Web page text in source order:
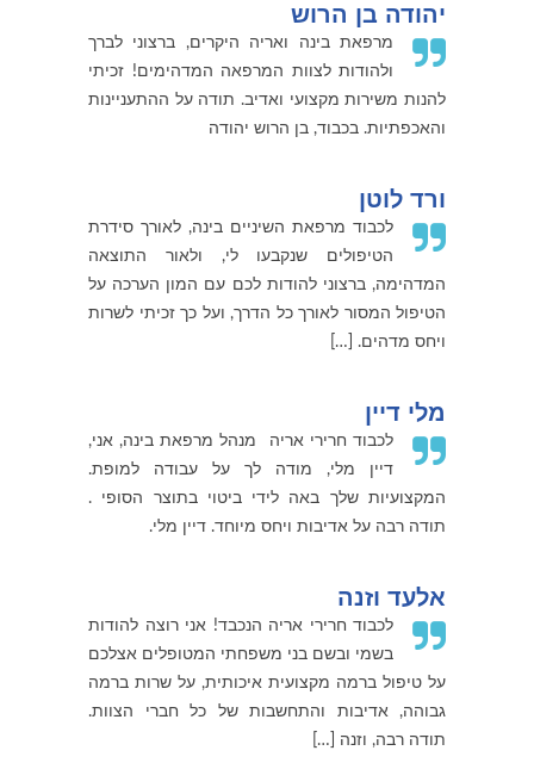
יהודה בן הרוש
מרפאת בינה ואריה היקרים, ברצוני לברך
ולהודות לצוות המרפאה המדהימים! זכיתי
להנות משירות מקצועי ואדיב. תודה על ההתעניינות
והאכפתיות. בכבוד, בן הרוש יהודה
ורד לוטן
לכבוד מרפאת השיניים בינה, לאורך סידרת
הטיפולים שנקבעו לי, ולאור התוצאה
המדהימה, ברצוני להודות לכם עם המון הערכה על
הטיפול המסור לאורך כל הדרך, ועל כך זכיתי לשרות
ויחס מדהים. […]
מלי דיין
לכבוד חרירי אריה מנהל מרפאת בינה, אני,
דיין מלי, מודה לך על עבודה למופת.
המקצועיות שלך באה לידי ביטוי בתוצר הסופי .
תודה רבה על אדיבות ויחס מיוחד. דיין מלי.
אלעד וזנה
לכבוד חרירי אריה הנכבד! אני רוצה להודות
בשמי ובשם בני משפחתי המטופלים אצלכם
על טיפול ברמה מקצועית איכותית, על שרות ברמה
גבוהה, אדיבות והתחשבות של כל חברי הצוות.
תודה רבה, וזנה […]